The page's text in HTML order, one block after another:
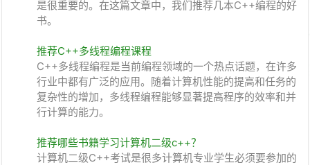
是很重要的。在这篇文章中，我们推荐几本C++编程的好
书。
推荐C++多线程编程课程
C++多线程编程是当前编程领域的一个热点话题，在许多
行业中都有广泛的应用。随着计算机性能的提高和任务的
复杂性的增加，多线程编程能够显著提高程序的效率和并
行计算的能力。
推荐哪些书籍学习计算机二级c++？
计算机二级C++考试是很多计算机专业学生必须要参加的